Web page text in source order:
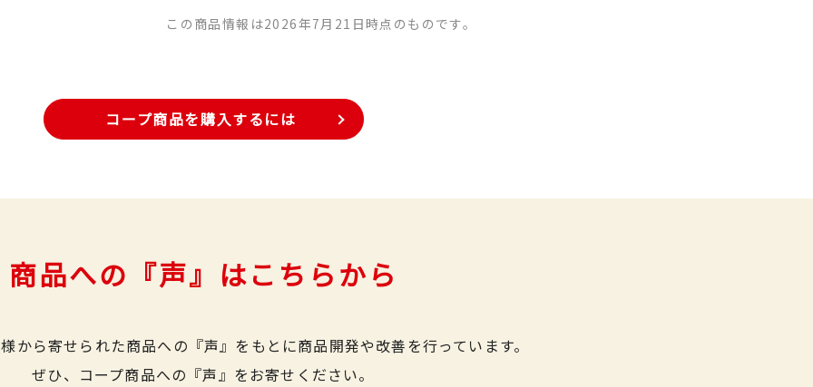
この商品情報は2026年7月21日時点のものです。
コープ商品を購入するには
商品への『声』はこちらから
から寄せられた商品への『声』をもとに商品開発や改善を行っています。
ぜひ、コープ商品への『声』をお寄せください。